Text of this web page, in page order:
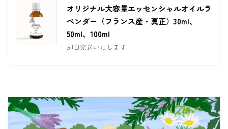
オリジナル大容量エッセンシャルオイルラ
ベンダー（フランス産・真正）30ml、
50ml、100ml
即日発送いたします